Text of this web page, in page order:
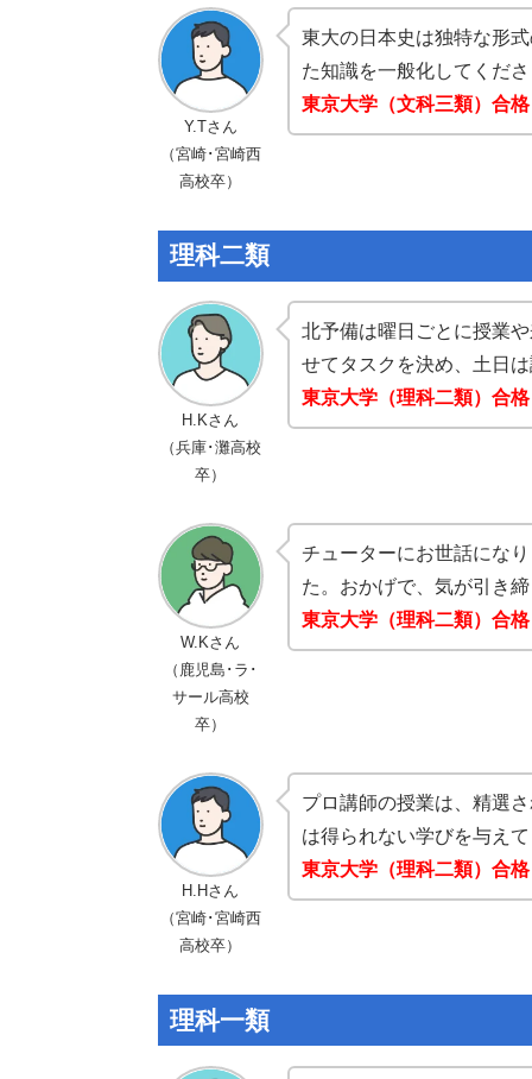
Y.Tさん
（宮崎･宮崎西
高校卒）
東大の日本史は独特な形
た知識を一般化してくだ
東京大学（文科三類）合格
理科二類
H.Kさん
（兵庫･灘高校
卒）
北予備は曜日ごとに授業
せてタスクを決め、土日
東京大学（理科二類）合格
W.Kさん
（鹿児島･ラ･
サール高校
卒）
チューターにお世話にな
た。おかげで、気が引き
東京大学（理科二類）合格
H.Hさん
（宮崎･宮崎西
高校卒）
プロ講師の授業は、精選
は得られない学びを与え
東京大学（理科二類）合格
理科一類